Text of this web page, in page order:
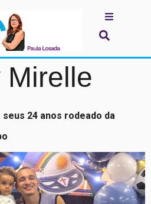
Mirelle
24 anos rodeado da